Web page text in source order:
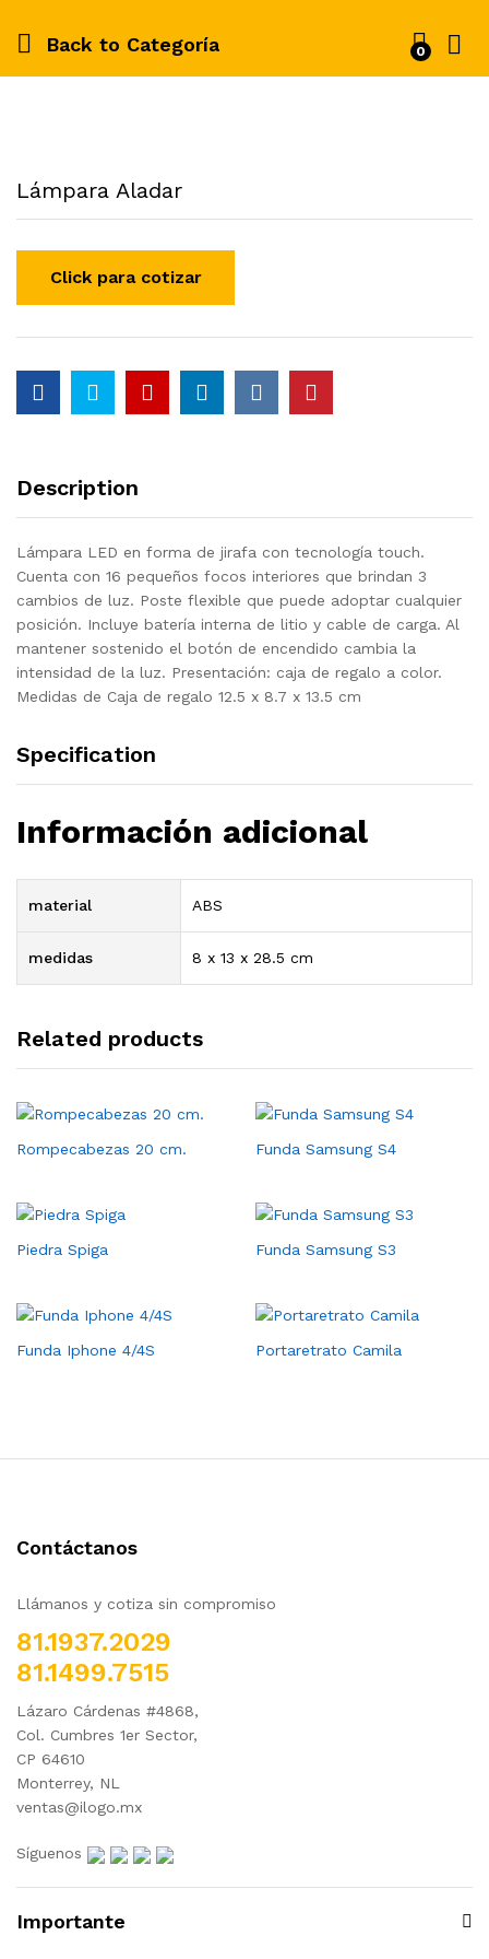
Back to Categoría 0
Lámpara Aladar
Description
Lámpara LED en forma de jirafa con tecnología touch.
Cuenta con 16 pequeños focos interiores que brindan 3
cambios de luz. Poste flexible que puede adoptar cualquier
posición. Incluye batería interna de litio y cable de carga. Al
mantener sostenido el botón de encendido cambia la
intensidad de la luz. Presentación: caja de regalo a color.
Medidas de Caja de regalo 12.5 x 8.7 x 13.5 cm
Specification
Información adicional
material ABS
medidas 8 x 13 x 28.5 cm
Related products
Rompecabezas 20 cm. Funda Samsung S4
Piedra Spiga Funda Samsung S3
Funda Iphone 4/4S Portaretrato Camila
Contáctanos
Llámanos y cotiza sin compromiso
81.1937.2029
81.1499.7515
Lázaro Cárdenas #4868,
Col. Cumbres 1er Sector,
CP 64610
Monterrey, NL
ventas@ilogo.mx
Síguenos
Importante